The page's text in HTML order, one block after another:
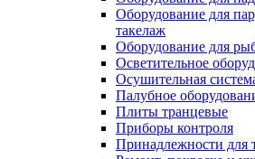
Оборудование для
такелаж
Оборудование для
Осветительное
Осушительная
Палубное
Плиты транцевые
Приборы контроля
Принадлежности для